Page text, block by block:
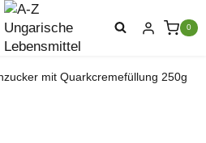
0
mit Quarkcremefüllung 250g